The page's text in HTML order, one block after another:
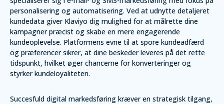
personalisering og automatisering. Ved at udnytte detaljeret
kundedata giver Klaviyo dig mulighed for at målrette dine
kampagner præcist og skabe en mere engagerende
kundeoplevelse. Platformens evne til at spore kundeadfærd
og præferencer sikrer, at dine beskeder leveres på det rette
tidspunkt, hvilket øger chancerne for konverteringer og
styrker kundeloyaliteten.
Succesfuld digital markedsføring kræver en strategisk tilgang,